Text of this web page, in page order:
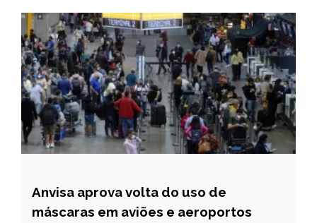
BRASIL
NOTÍCIAS
Anvisa aprova volta do uso de
máscaras em aviões e aeroportos